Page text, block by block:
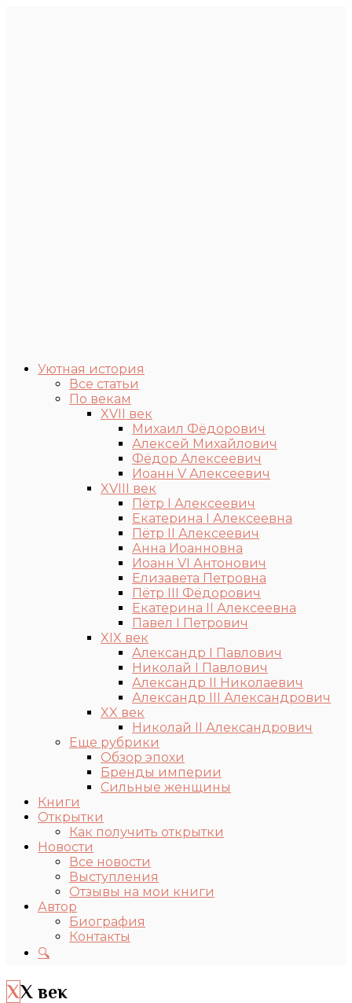
Уютная история
Все статьи
По векам
XVII век
Михаил Фёдорович
Алексей Михайлович
Фёдор Алексеевич
Иоанн V Алексеевич
XVIII век
Пётр I Алексеевич
Екатерина I Алексеевна
Пётр II Алексеевич
Анна Иоанновна
Иоанн VI Антонович
Елизавета Петровна
Пётр III Фёдорович
Екатерина II Алексеевна
Павел I Петрович
XIX век
Александр I Павлович
Николай I Павлович
Александр II Николаевич
Александр III Александрович
XX век
Николай II Александрович
Еще рубрики
Обзор эпохи
Бренды империи
Сильные женщины
Книги
Открытки
Как получить открытки
Новости
Все новости
Выступления
Отзывы на мои книги
Автор
Биография
Контакты
🔍
XX век